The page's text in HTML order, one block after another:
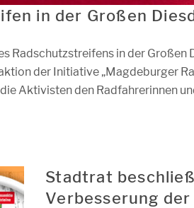
in der Großen
Radschutzstreifens in der
der Initiative „Magdeburger
Aktivisten den Radfahrerinnen
Stadtrat
Verbesserung